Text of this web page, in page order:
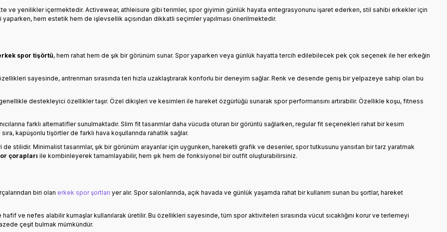
ve yenilikler içermektedir. Activewear, athleisure gibi terimler, spor giyimin günlük hayata entegrasyonunu işaret ederken, stil sahibi erkekler için
hem estetik hem de işlevsellik açısından dikkatli seçimler yapılması önerilmektedir.
spor tişörtü, hem rahat hem de şık bir görünüm sunar. Spor yaparken veya günlük hayatta tercih edilebilecek pek çok seçenek ile her erkeğin
sayesinde, antrenman sırasında teri hızla uzaklaştırarak konforlu bir deneyim sağlar. Renk ve desende geniş bir yelpazeye sahip olan bu
destekleyici özellikler taşır. Özel dikişleri ve kesimleri ile hareket özgürlüğü sunarak spor performansını artırabilir. Özellikle koşu, fitness
farklı alternatifler sunulmaktadır. Slim fit tasarımlar daha vücuda oturan bir görüntü sağlarken, regular fit seçenekleri rahat bir kesim
kapüşonlu tişörtler de farklı hava koşullarında rahatlık sağlar.
stilidir. Minimalist tasarımlar, şık bir görünüm arayanlar için uygunken, hareketli grafik ve desenler, spor tutkusunu yansıtan bir tarz yaratmak
çorapları ile kombinleyerek tamamlayabilir, hem şık hem de fonksiyonel bir outfit oluşturabilirsiniz.
biri olan erkek spor şortları yer alır. Spor salonlarında, açık havada ve günlük yaşamda rahat bir kullanım sunan bu şortlar, hareket
ve nefes alabilir kumaşlar kullanılarak üretilir. Bu özellikleri sayesinde, tüm spor aktiviteleri sırasında vücut sıcaklığını korur ve terlemeyi
çeşit bulmak mümkündür.